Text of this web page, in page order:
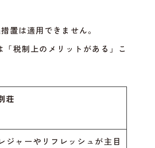
置は適用できません。
税制上のメリットがある」こ
荘
ジャーやリフレッシュが主目